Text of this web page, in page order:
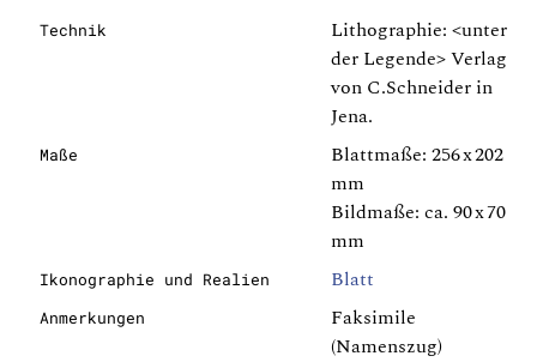
Technik
Lithographie: <unter
der Legende> Verlag
von C.Schneider in
Jena.
Maße
Blattmaße: 256 x 202
mm
Bildmaße: ca. 90 x 70
mm
Ikonographie und Realien Blatt
Anmerkungen
Faksimile
(Namenszug)